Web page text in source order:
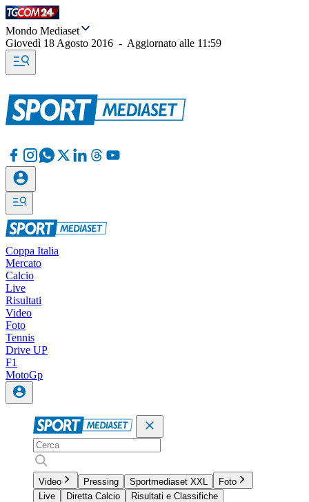
Mondo Mediaset
Giovedì 18 Agosto 2016 - Aggiornato alle 11:59
Coppa Italia
Mercato
Calcio
Live
Risultati
Video
Foto
Tennis
Drive UP
F1
MotoGp
Video Pressing Sportmediaset XXL
Foto
Live
Diretta Calcio
Risultati e Classifiche